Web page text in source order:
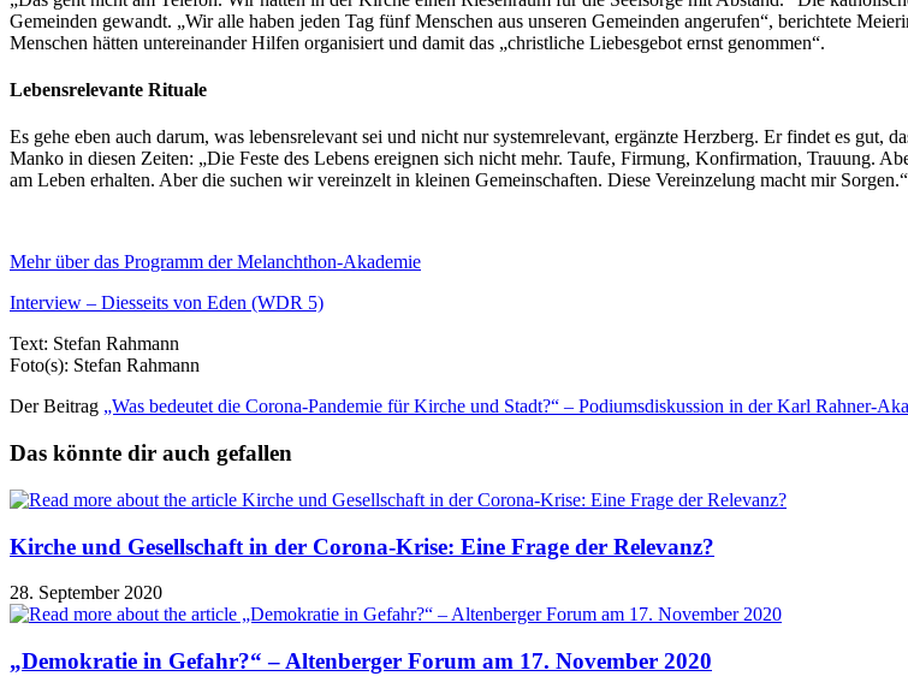
Gemeinden gewandt. „Wir alle haben jeden Tag fünf Menschen aus unseren Gemeinden angerufen“, berichtete
Menschen hätten untereinander Hilfen organisiert und damit das „christliche Liebesgebot ernst genommen“.
Lebensrelevante Rituale
Es gehe eben auch darum, was lebensrelevant sei und nicht nur systemrelevant, ergänzte Herzberg. Er findet es gut,
Manko in diesen Zeiten: „Die Feste des Lebens ereignen sich nicht mehr. Taufe, Firmung, Konfirmation, Trauung.
am Leben erhalten. Aber die suchen wir vereinzelt in kleinen Gemeinschaften. Diese Vereinzelung macht mir Sorgen.“
Mehr über das Programm der Melanchthon-Akademie
Interview – Diesseits von Eden (WDR 5)
Text: Stefan Rahmann
Foto(s): Stefan Rahmann
Der Beitrag „Was bedeutet die Corona-Pandemie für Kirche und Stadt?“ – Podiumsdiskussion in der Karl Rahner-
Das könnte dir auch gefallen
Kirche und Gesellschaft in der Corona-Krise: Eine Frage der Relevanz?
28. September 2020
„Demokratie in Gefahr?“ – Altenberger Forum am 17. November 2020